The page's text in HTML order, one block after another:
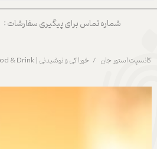
شماره تماس برای پیگیری سفارشات : 09357675776
کانسپت استور جان خوراکی و نوشیدنی | Food & Drink